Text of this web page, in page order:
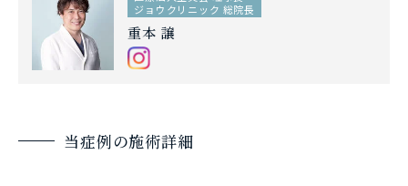
ジョウクリニック 総院長
重本 譲
当症例の施術詳細